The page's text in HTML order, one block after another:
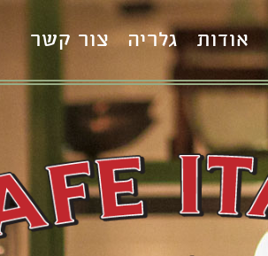
אודות גלריה צור קשר